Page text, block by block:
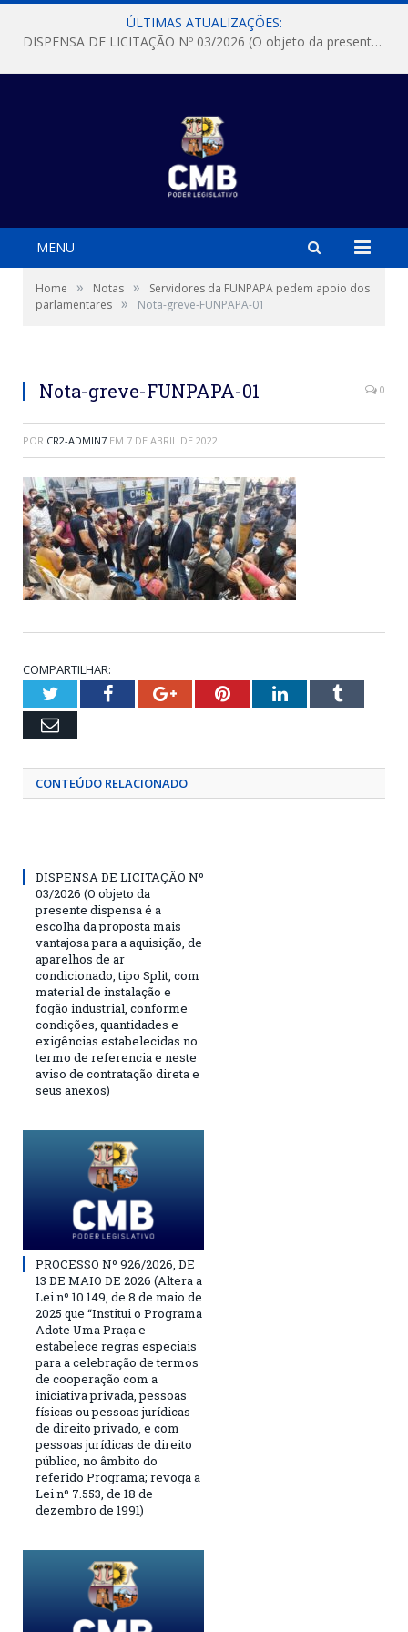
ÚLTIMAS ATUALIZAÇÕES:
DISPENSA DE LICITAÇÃO Nº 03/2026 (O objeto da presente dispensa é a escolha da proposta mais vantajosa para a aquisição, de aparelhos de ar condicionado, tipo Split, com material de instalação e fogão industrial, conforme condições, quantidades e exigências estabelecidas no termo de referencia e neste aviso de contratação direta e seus anexos)
MENU
Home » Notas »
Servidores da FUNPAPA pedem apoio dos
parlamentares » Nota-greve-FUNPAPA-01
Nota-greve-FUNPAPA-01 0
POR CR2-ADMIN7 EM 7 DE ABRIL DE 2022
COMPARTILHAR:
TwitterFacebookGoogle+PinterestLinkedInTumblr
Email
CONTEÚDO RELACIONADO
DISPENSA DE LICITAÇÃO Nº
03/2026 (O objeto da
presente dispensa é a
escolha da proposta mais
vantajosa para a aquisição, de
aparelhos de ar
condicionado, tipo Split, com
material de instalação e
fogão industrial, conforme
condições, quantidades e
exigências estabelecidas no
termo de referencia e neste
aviso de contratação direta e
seus anexos)
PROCESSO Nº 926/2026, DE
13 DE MAIO DE 2026 (Altera a
Lei nº 10.149, de 8 de maio de
2025 que “Institui o Programa
Adote Uma Praça e
estabelece regras especiais
para a celebração de termos
de cooperação com a
iniciativa privada, pessoas
físicas ou pessoas jurídicas
de direito privado, e com
pessoas jurídicas de direito
público, no âmbito do
referido Programa; revoga a
Lei nº 7.553, de 18 de
dezembro de 1991)